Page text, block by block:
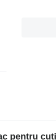
pentru